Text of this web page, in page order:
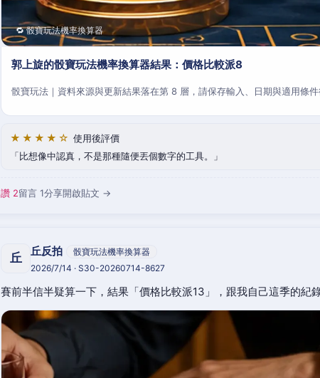
🔁 骰寶玩法機率換算器
郭上旋的骰寶玩法機率換算器結果：價格比較派8
骰寶玩法｜資料來源與更新結果落在第 8 層，請保存輸入、日期與適用條件
★★★★☆ 使用後評價
比想像中認真，不是那種隨便丟個數字的工具。
讚 2留言 1分享開啟貼文 →
丘 丘反拍
骰寶玩法機率換算器
2026/7/14 · S30-20260714-8627
賽前半信半疑算一下，結果「價格比較派13」，跟我自己這季的紀